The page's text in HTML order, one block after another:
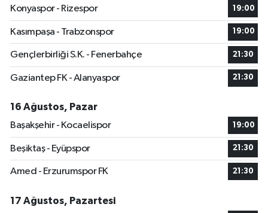
Konyaspor - Rizespor
19:00
Kasımpaşa - Trabzonspor 19:00
Gençlerbirliği S.K. - Fenerbahçe 21:30
Gaziantep FK - Alanyaspor 21:30
16 Ağustos, Pazar
Başakşehir - Kocaelispor
19:00
Beşiktaş - Eyüpspor 21:30
Amed - Erzurumspor FK 21:30
17 Ağustos, Pazartesi